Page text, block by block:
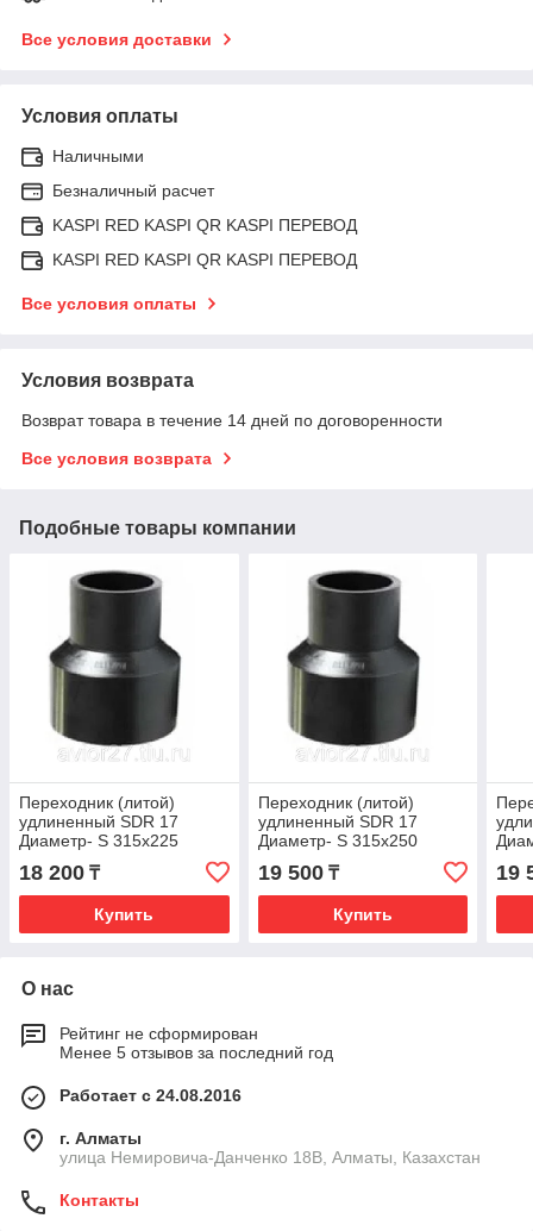
Все условия доставки
Условия оплаты
Наличными
Безналичный расчет
KASPI RED KASPI QR KASPI ПЕРЕВОД
KASPI RED KASPI QR KASPI ПЕРЕВОД
Все условия оплаты
Условия возврата
Возврат товара в течение 14 дней по договоренности
Все условия возврата
Подобные товары компании
Переходник (литой)
удлиненный SDR 17
Диаметр- S 315x225
18 200 ₸
Купить
Переходник (литой)
удлиненный SDR 17
Диаметр- S 315x250
19 500₸
Купить
19
О нас
Рейтинг не сформирован
Менее 5 отзывов за последний год
Работает с 24.08.2016
г. Алматы
улица Немировича-Данченко 18В, Алматы, Казахстан
Контакты